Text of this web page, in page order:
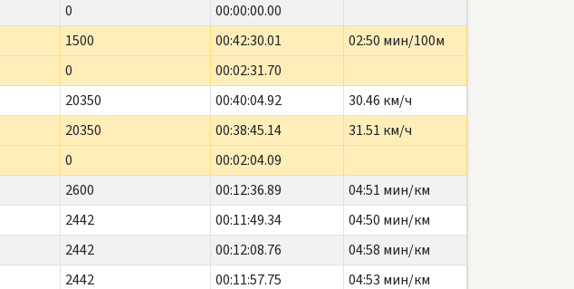
0 00:00:00.00
1500 00:42:30.01 02:50 мин/100м
0 00:02:31.70
20350 00:40:04.92 30.46 км/ч
20350 00:38:45.14 31.51 км/ч
0 00:02:04.09
2600 00:12:36.89 04:51 мин/км
2442 00:11:49.34 04:50 мин/км
2442 00:12:08.76 04:58 мин/км
2442 00:11:57.75 04:53 мин/км